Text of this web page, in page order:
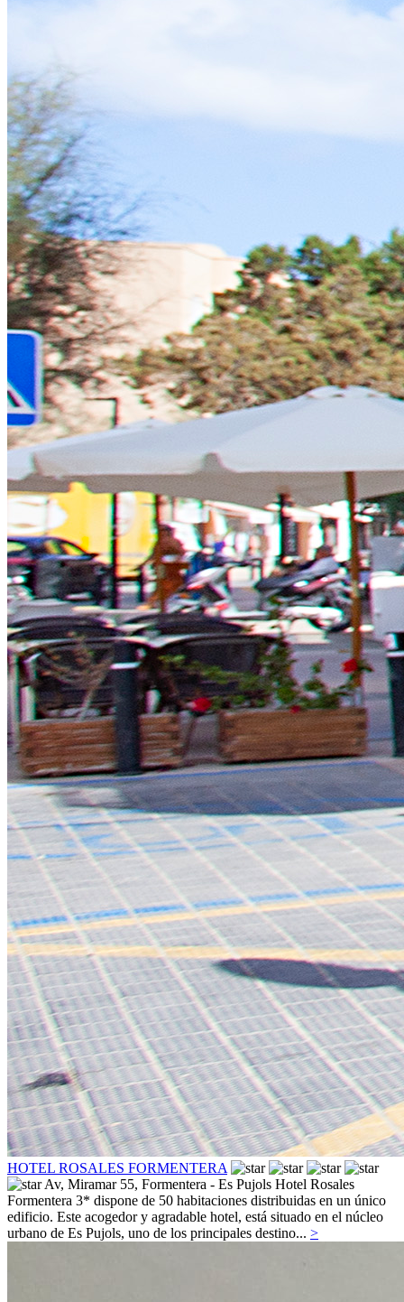
HOTEL ROSALES FORMENTERA
Av, Miramar 55, Formentera - Es Pujols Hotel Rosales
Formentera 3* dispone de 50 habitaciones distribuidas en un único
edificio. Este acogedor y agradable hotel, está situado en el núcleo
urbano de Es Pujols, uno de los principales destino... >